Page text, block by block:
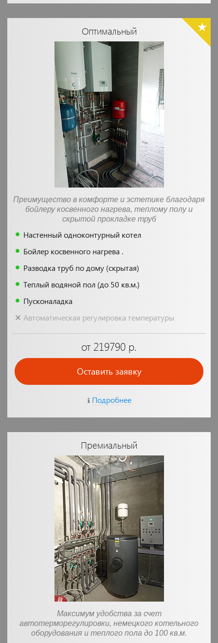
Оптимальный
Преимущество в комфорте и эстетике благодаря
бойлеру косвенного нагрева, теплому полу и
скрытой прокладке труб
Настенный одноконтурный котел
Бойлер косвенного нагрева .
Разводка труб по дому (скрытая)
Теплый водяной пол (до 50 кв.м.)
Пусконаладка
Автоматическая регулировка температуры
от 219790 р.
Оставить заявку
Подробнее
Премиальный
Максимум удобства за счет
автотерморегулировки, немецкого котельного
оборудования и теплого пола до 100 кв.м.